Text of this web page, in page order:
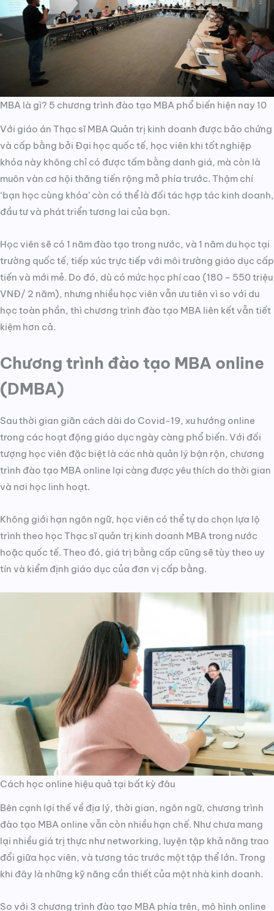
MBA là gì? 5 chương trình đào tạo MBA phổ biến hiện nay 10
Với giáo án Thạc sĩ MBA Quản trị kinh doanh được bảo chứng
và cấp bằng bởi Đại học quốc tế, học viên khi tốt nghiệp
khóa này không chỉ có được tấm bằng danh giá, mà còn là
muôn vàn cơ hội thăng tiến rộng mở phía trước. Thậm chí
‘bạn học cùng khóa’ còn có thể là đối tác hợp tác kinh doanh,
đầu tư và phát triển tương lai của bạn.
Học viên sẽ có 1 năm đào tạo trong nước, và 1 năm du học tại
trường quốc tế, tiếp xúc trực tiếp với môi trường giáo dục cấp
tiến và mới mẻ. Do đó, dù có mức học phí cao (180 – 550 triệu
VNĐ/ 2 năm), nhưng nhiều học viên vẫn ưu tiên vì so với du
học toàn phần, thì chương trình đào tạo MBA liên kết vẫn tiết
kiệm hơn cả.
Chương trình đào tạo MBA online
(DMBA)
Sau thời gian giãn cách dài do Covid-19, xu hướng online
trong các hoạt động giáo dục ngày càng phổ biến. Với đối
tượng học viên đặc biệt là các nhà quản lý bận rộn, chương
trình đào tạo MBA online lại càng được yêu thích do thời gian
và nơi học linh hoạt.
Không giới hạn ngôn ngữ, học viên có thể tự do chọn lựa lộ
trình theo học Thạc sĩ quản trị kinh doanh MBA trong nước
hoặc quốc tế. Theo đó, giá trị bằng cấp cũng sẽ tùy theo uy
tín và kiểm định giáo dục của đơn vị cấp bằng.
Cách học online hiệu quả tại bất kỳ đâu
Bên cạnh lợi thế về địa lý, thời gian, ngôn ngữ, chương trình
đào tạo MBA online vẫn còn nhiều hạn chế. Như chưa mang
lại nhiều giá trị thực như networking, luyện tập khả năng trao
đổi giữa học viên, và tương tác trước một tập thể lớn. Trong
khi đây là những kỹ năng cần thiết của một nhà kinh doanh.
So với 3 chương trình đào tạo MBA phía trên, mô hình online